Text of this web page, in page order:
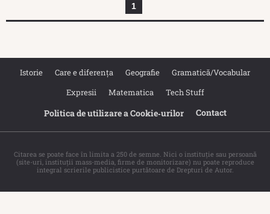
1
Istorie Care e diferența Geografie
Gramatică/Vocabular
Expresii
Matematica Tech Stuff
Politica de utilizare a Cookie‐urilor Contact
Citarea se poate face în limita a 250 de semne. Nici o instituţie sau persoană
(site-uri, instituţii mass-media, firme de monitorizare) nu poate reproduce
integral scrierile publicistice purtătoare de Drepturi de Autor.